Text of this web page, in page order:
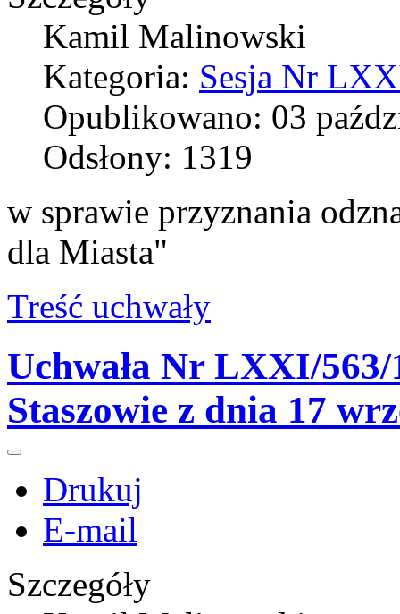
Kamil Malinowski
Kategoria: Sesja Nr
Opublikowano: 03
Odsłony: 1319
w sprawie przyznania
dla Miasta"
Treść uchwały
Uchwała Nr LXXI/
Staszowie z dnia 17
Drukuj
E-mail
Szczegóły